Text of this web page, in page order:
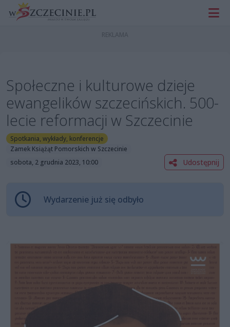
Społeczne i kulturowe dzieje
ewangelików szczecińskich. 500-
lecie reformacji w Szczecinie
Spotkania, wykłady, konferencje
Zamek Książąt Pomorskich w Szczecinie
sobota, 2 grudnia 2023, 10:00
Udostępnij
Wydarzenie już się odbyło